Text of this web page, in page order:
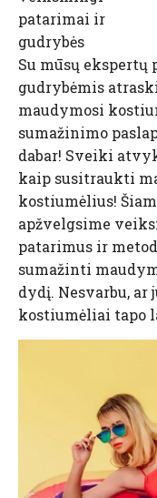
patarimai ir
gudrybės
Su mūsų ekspertų
gudrybėmis
maudymosi
sumažinimo
dabar! Sveiki
kaip susitraukti
kostiumėlius!
apžvelgsime
patarimus ir
sumažinti
dydį. Nesvarbu, ar
kostiumėliai tapo